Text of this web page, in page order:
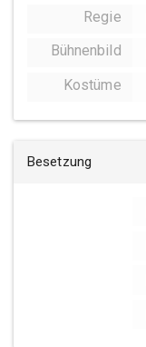
Regie
Bühnenbild
Kostüme
Besetzung